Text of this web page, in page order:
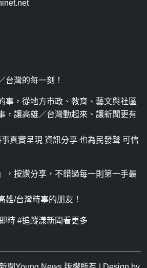
台灣的每一刻！
事，從地方市政、教育、藝文與社區
，讓高雄／台灣動起來、讓新聞更有
真實呈現 資訊分享 也為民發聲 可信
，按讚分享，不錯過每一則第一手最
雄/台灣時事的朋友！
時 #追蹤漾新聞看更多